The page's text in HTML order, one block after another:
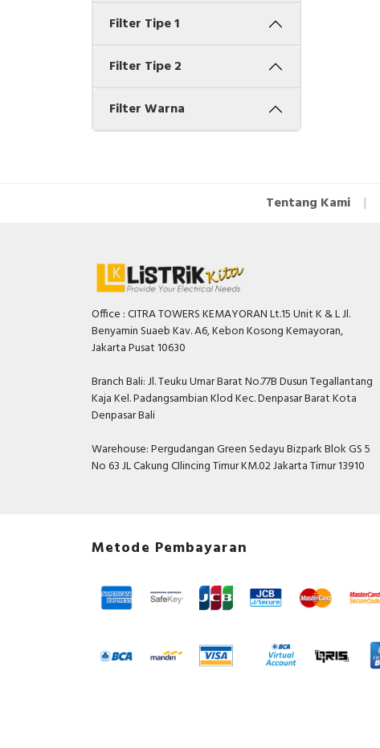
Filter Tipe 1
Filter Tipe 2
Filter Warna
Tentang Kami
Office : CITRA TOWERS KEMAYORAN Lt.15 Unit K & L Jl.
Benyamin Suaeb Kav. A6, Kebon Kosong Kemayoran,
Jakarta Pusat 10630
Branch Bali: Jl. Teuku Umar Barat No.77B Dusun Tegallantang
Kaja Kel. Padangsambian Klod Kec. Denpasar Barat Kota
Denpasar Bali
Warehouse: Pergudangan Green Sedayu Bizpark Blok GS 5
No 63 JL Cakung CIlincing Timur KM.02 Jakarta Timur 13910
Metode Pembayaran